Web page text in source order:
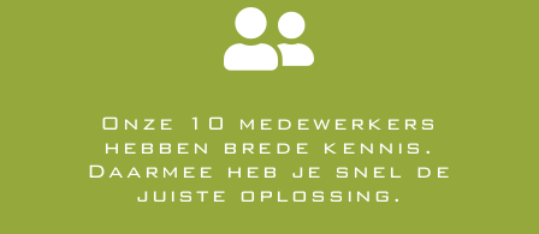

Onze 10 medewerkers
hebben brede kennis.
Daarmee heb je snel de
juiste oplossing.